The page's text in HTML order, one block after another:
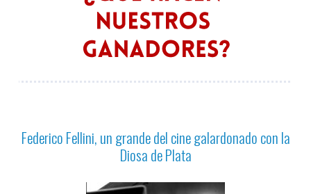
Federico Fellini, un grande del cine galardonado con la
Diosa de Plata